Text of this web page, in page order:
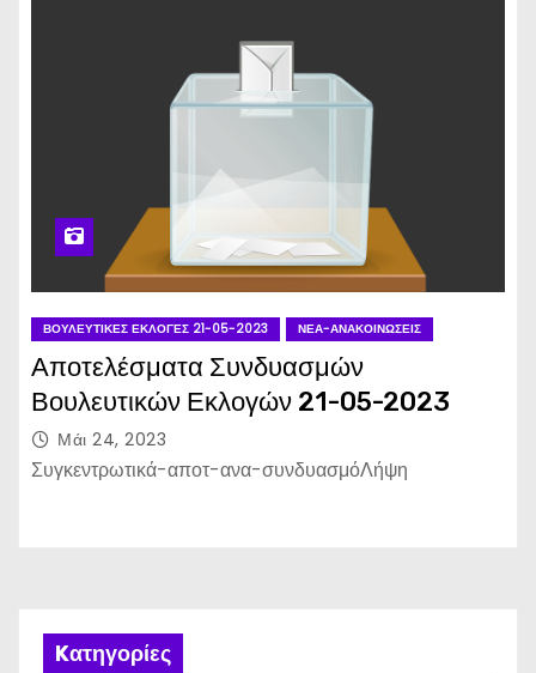
ΒΟΥΛΕΥΤΙΚΈΣ ΕΚΛΟΓΈΣ 21-05-2023 ΝΈΑ-ΑΝΑΚΟΙΝΏΣΕΙΣ
Αποτελέσματα Συνδυασμών
Βουλευτικών Εκλογών 21-05-2023
Μάι 24, 2023
Συγκεντρωτικά-αποτ-ανα-συνδυασμόΛήψη
Kατηγορίες